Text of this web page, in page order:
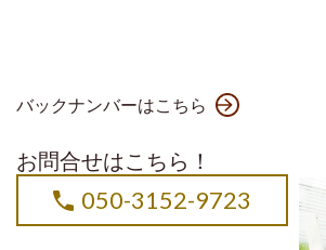
バックナンバーはこちら
お問合せはこちら！
050-3152-9723